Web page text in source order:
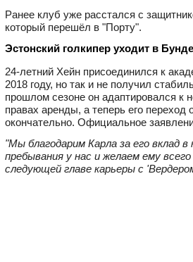
Ранее клуб уже расстался с
который перешёл в "Порту".
Эстонский голкипер уходит в
24‑летний Хейн присоединился к
2018 году, но так и не получил
прошлом сезоне он адаптировался к
правах аренды, а теперь его переход
окончательно. Официальное
"Мы благодарим Карла за его вклад в
пребывания у нас и желаем ему
следующей главе карьеры с